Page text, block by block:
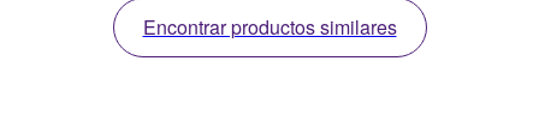
Encontrar productos similares